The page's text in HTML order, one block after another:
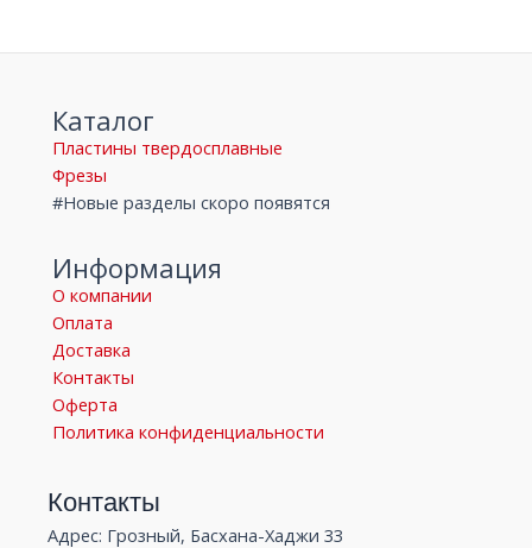
Каталог
Пластины твердосплавные
Фрезы
#Новые разделы скоро появятся
Информация
О компании
Оплата
Доставка
Контакты
Оферта
Политика конфиденциальности
Контакты
Адрес: Грозный, Басхана-Хаджи 33